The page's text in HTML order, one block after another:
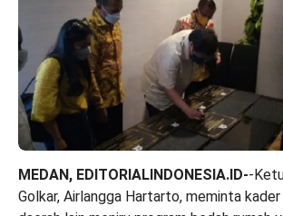
MEDAN, EDITORIALINDONESIA.ID--
Golkar, Airlangga Hartarto, meminta